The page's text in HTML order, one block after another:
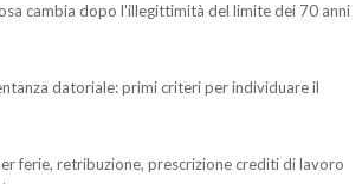
cambia dopo l'illegittimità del limite dei 70 anni
datoriale: primi criteri per individuare il
ferie, retribuzione, prescrizione crediti di lavoro